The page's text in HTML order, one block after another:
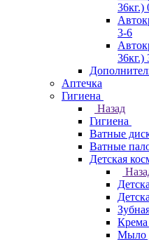
36кг.)
3-6
36кг.)
Аптечка
Гигиена
Назад
Гигиена
Ватные
Ватные
Детская
Крема
Мыло